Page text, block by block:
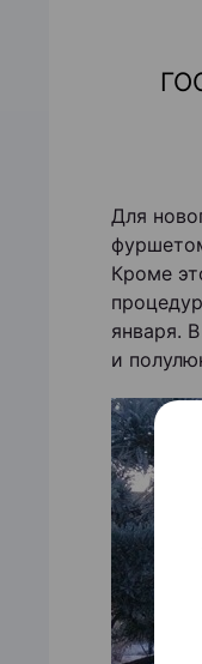
Для
Кроме
января.
и